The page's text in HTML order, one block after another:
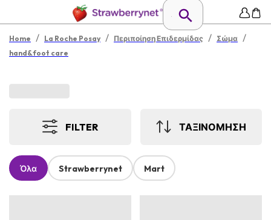
Home / La Roche Posay / Περιποίηση Επιδερμίδας / Σώμα /
hand&foot care
FILTER ΤΑΞΙΝΟΜΗΣΗ
Όλα Strawberrynet Mart